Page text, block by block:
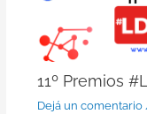
11º Premios
Dejá un comentario